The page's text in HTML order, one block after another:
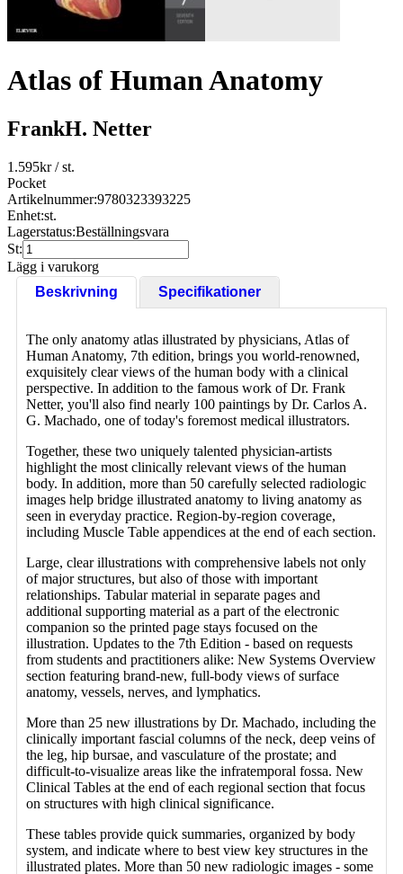
Atlas of Human Anatomy
FrankH. Netter
1.595kr/ st.
Pocket
Artikelnummer:9780323393225
Enhet:st.
Lagerstatus:Beställningsvara
St:
Lägg i varukorg
Beskrivning
Specifikationer
The only anatomy atlas illustrated by physicians, Atlas of
Human Anatomy, 7th edition, brings you world-renowned,
exquisitely clear views of the human body with a clinical
perspective. In addition to the famous work of Dr. Frank
Netter, you'll also find nearly 100 paintings by Dr. Carlos A.
G. Machado, one of today's foremost medical illustrators.
Together, these two uniquely talented physician-artists
highlight the most clinically relevant views of the human
body. In addition, more than 50 carefully selected radiologic
images help bridge illustrated anatomy to living anatomy as
seen in everyday practice. Region-by-region coverage,
including Muscle Table appendices at the end of each section.
Large, clear illustrations with comprehensive labels not only
of major structures, but also of those with important
relationships. Tabular material in separate pages and
additional supporting material as a part of the electronic
companion so the printed page stays focused on the
illustration. Updates to the 7th Edition - based on requests
from students and practitioners alike: New Systems Overview
section featuring brand-new, full-body views of surface
anatomy, vessels, nerves, and lymphatics.
More than 25 new illustrations by Dr. Machado, including the
clinically important fascial columns of the neck, deep veins of
the leg, hip bursae, and vasculature of the prostate; and
difficult-to-visualize areas like the infratemporal fossa. New
Clinical Tables at the end of each regional section that focus
on structures with high clinical significance.
These tables provide quick summaries, organized by body
system, and indicate where to best view key structures in the
illustrated plates. More than 50 new radiologic images - some